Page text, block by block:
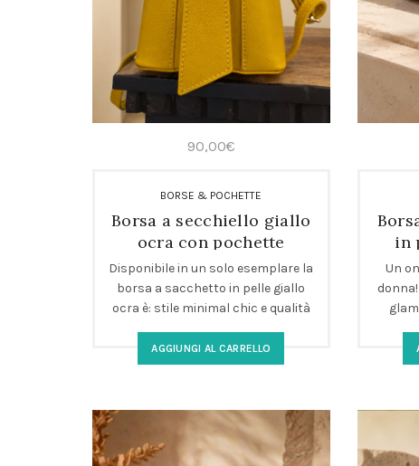
90,00€
BORSE & POCHETTE
Borsa a secchiello giallo
ocra con pochette
all’interno
Disponibile in un solo esemplare la
borsa a sacchetto in pelle giallo
ocra è: stile minimal chic e qualità
della tua settimana. Perfetta come
borsa a spalla morbida per look
artigianalità in un accessorio
versatile.
AGGIUNGI AL CARRELLO
in
Un